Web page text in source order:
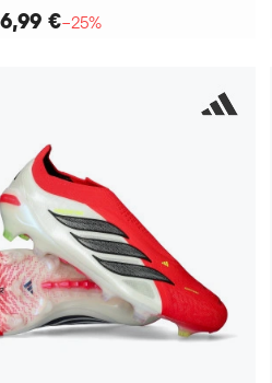
€−25%